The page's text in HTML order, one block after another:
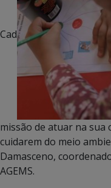
Cad
missão de atuar na
cuidarem do meio
Damasceno,
AGEMS.